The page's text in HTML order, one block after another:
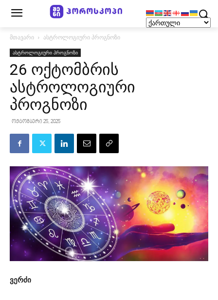
მთავარი ასტროლოგიური პროგნოზი
ასტროლოგიური პროგნოზი
26 ოქტომბრის
ასტროლოგიური
პროგნოზი
ოქტომბერი 25, 2025
ვერძი